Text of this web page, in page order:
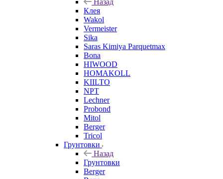
Назад
Клея
Wakol
Vermeister
Sika
Saras Kimiya Parquetmax
Bona
HIWOOD
HOMAKOLL
KIILTO
NPT
Lechner
Probond
Mitol
Berger
Tricol
Грунтовки
Назад
Грунтовки
Berger